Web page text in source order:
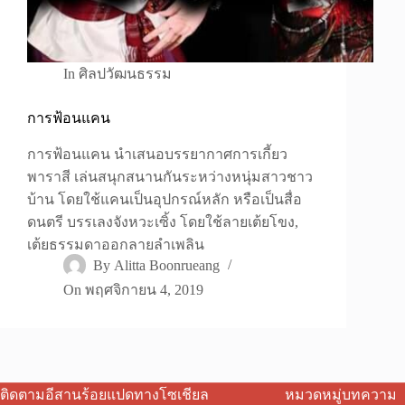
In ศิลปวัฒนธรรม
การฟ้อนแคน
การฟ้อนแคน นำเสนอบรรยากาศการเกี้ยว
พาราสี เล่นสนุกสนานกันระหว่างหนุ่มสาวชาว
บ้าน โดยใช้แคนเป็นอุปกรณ์หลัก หรือเป็นสื่อ
ดนตรี บรรเลงจังหวะเซิ้ง โดยใช้ลายเต้ยโขง,
เต้ยธรรมดาออกลายลำเพลิน
By Alitta Boonrueang
On พฤศจิกายน 4, 2019
ติดตามอีสานร้อยแปดทางโซเชียล หมวดหมู่บทความ